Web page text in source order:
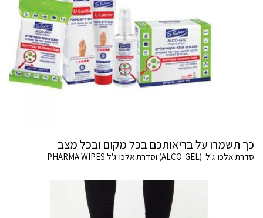
כך תשמרו על בריאותכם בכל מקום ובכל מצב
סדרת אלכו-ג'ל (ALCO-GEL) וסדרת אלכו-ג'ל PHARMA WIPES